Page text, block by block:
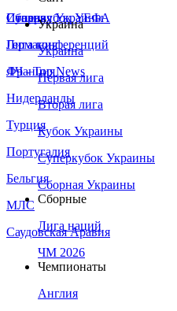
Сборная Украины
Италия
Германия
Франция
Нидерланды
Турция
Португалия
Бельгия
МЛС
Саудовская Аравия
Суперкубок УЕФА
Лига конференций
ЛЧ - Top News
Украина
Украина
Первая лига
Вторая лига
Кубок Украины
Суперкубок Украины
Сборная Украины
Сборные
Лига наций
ЧМ 2026
Чемпионаты
Англия